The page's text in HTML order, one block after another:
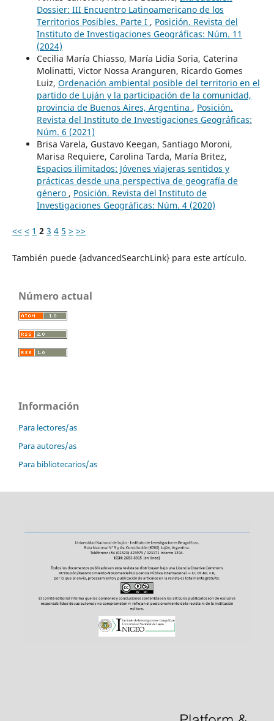
Dossier: III Encuentro Latinoamericano de los
Territorios Posibles. Parte I , Posición. Revista del
Instituto de Investigaciones Geográficas: Núm. 11
(2024)
Cecilia María Chiasso, María Lidia Soria, Caterina
Molinatti, Victor Nossa Aranguren, Ricardo Gomes
Luiz, Ordenación ambiental posible del territorio en el
partido de Luján y la participación de la comunidad,
provincia de Buenos Aires, Argentina , Posición.
Revista del Instituto de Investigaciones Geográficas:
Núm. 6 (2021)
Brisa Varela, Gustavo Keegan, Santiago Moroni,
Marisa Requiere, Carolina Tarda, María Britez,
Espacios ilimitados: Jóvenes viajeras sentidos y
prácticas desde una perspectiva de geografía de
género , Posición. Revista del Instituto de
Investigaciones Geográficas: Núm. 4 (2020)
<< < 1 2 3 4 5 > >>
También puede {advancedSearchLink} para este artículo.
Número actual
Información
Para lectores/as
Para autores/as
Para bibliotecarios/as